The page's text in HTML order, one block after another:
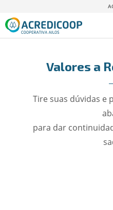
Valores a
Tire suas dúvidas e
para dar